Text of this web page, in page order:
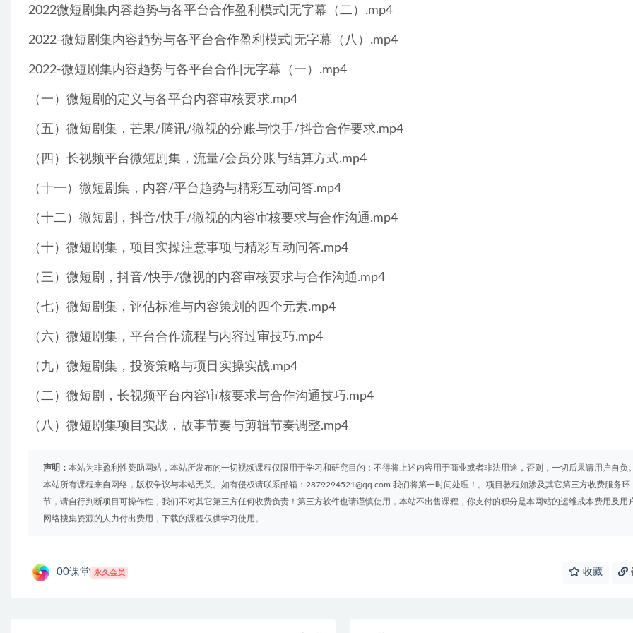
2022微短剧集内容趋势与各平台合作盈利模式|无字幕（二）.mp4
2022-微短剧集内容趋势与各平台合作盈利模式|无字幕（八）.mp4
2022-微短剧集内容趋势与各平台合作|无字幕（一）.mp4
（一）微短剧的定义与各平台内容审核要求.mp4
（五）微短剧集，芒果/腾讯/微视的分账与快手/抖音合作要求.mp4
（四）长视频平台微短剧集，流量/会员分账与结算方式.mp4
（十一）微短剧集，内容/平台趋势与精彩互动问答.mp4
（十二）微短剧，抖音/快手/微视的内容审核要求与合作沟通.mp4
（十）微短剧集，项目实操注意事项与精彩互动问答.mp4
（三）微短剧，抖音/快手/微视的内容审核要求与合作沟通.mp4
（七）微短剧集，评估标准与内容策划的四个元素.mp4
（六）微短剧集，平台合作流程与内容过审技巧.mp4
（九）微短剧集，投资策略与项目实操实战.mp4
（二）微短剧，长视频平台内容审核要求与合作沟通技巧.mp4
（八）微短剧集项目实战，故事节奏与剪辑节奏调整.mp4
声明： 本站为非盈利性赞助网站，本站所发布的一切视频课程仅限用于学习和研究目的；不得将上述内容用于商业或者非法用途，否则，一切后果请用户自负。
本站所有课程来自网络，版权争议与本站无关。如有侵权请联系邮箱：2879294521@qq.com 我们将第一时间处理！。项目教程如涉及其它第三方收费服务环
节，请自行判断项目可操作性，我们不对其它第三方任何收费负责！第三方软件也请谨慎使用，本站不出售课程，你支付的积分是本网站的运维成本费用及用
网络搜集资源的人力付出费用，下载的课程仅供学习使用。
00课堂 永久会员 收藏